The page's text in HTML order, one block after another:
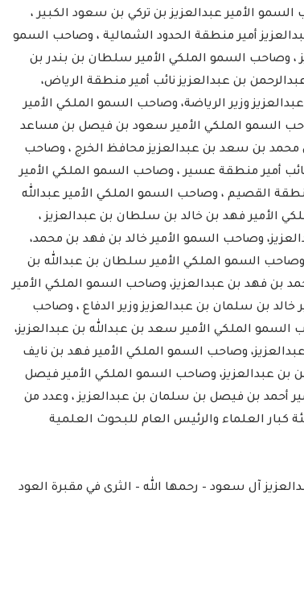
الأمير عبدالعزيز بن تركي بن سعود الكبير ،
أمير منطقة الحدود الشمالية ، وصاحب السمو
، وصاحب السمو الملكي الأمير سلطان بن بندر بن
بن عبدالعزيز نائب أمير منطقة الرياض،
وزير الرياضة، وصاحب السمو الملكي الأمير
السمو الملكي الأمير سعود بن فيصل بن مساعد
محمد بن سعد بن عبدالعزيز محافظ الخرج ، وصاحب
أمير منطقة عسير ، وصاحب السمو الملكي الأمير
القصيم ، وصاحب السمو الملكي الأمير عبدالله
الأمير فهد بن خالد بن سلطان بن عبدالعزيز ،
وصاحب السمو الأمير خالد بن فهد بن محمد،
السمو الملكي الأمير سلطان بن عبدالله بن
بن فهد بن عبدالعزيز، وصاحب السمو الملكي الأمير
بن سلمان بن عبدالعزيز وزير الدفاع ، وصاحب
الملكي الأمير سعد بن عبدالله بن عبدالعزيز،
وصاحب السمو الملكي الأمير فهد بن نايف
بن عبدالعزيز، وصاحب السمو الملكي الأمير فيصل
أحمد بن فيصل بن سلمان بن عبدالعزيز ، وعدد من
العلماء والرئيس العام للبحوث العلمية
آل سعود – رحمها الله – الثرى في مقبرة العود